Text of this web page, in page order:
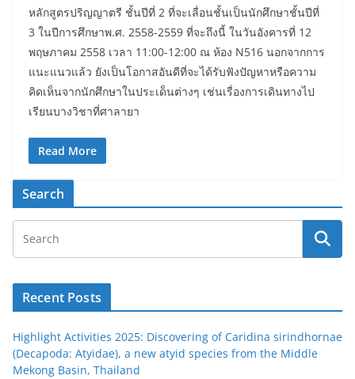
หลักสูตรปริญญาตรี ชั้นปีที่ 2 ที่จะเลื่อนชั้นเป็นนักศึกษาชั้นปีที่
3 ในปีการศึกษาพ.ศ. 2558-2559 ที่จะถึงนี้ ในวันอังคารที่ 12
พฤษภาคม 2558 เวลา 11:00-12:00 ณ ห้อง N516 นอกจากการ
แนะแนวแล้ว ยังเป็นโอกาสอันดีที่จะได้รับฟังปัญหาหรือความ
คิดเห็นจากนักศึกษาในประเด็นต่างๆ เช่นเรื่องการเดินทางไป
เรียนบางวิชาที่ศาลายา
Read More
Search
Recent Posts
Highlight Activities 2025: Discovering of Caridina sirindhornae
(Decapoda: Atyidae), a new atyid species from the Middle
Mekong Basin, Thailand